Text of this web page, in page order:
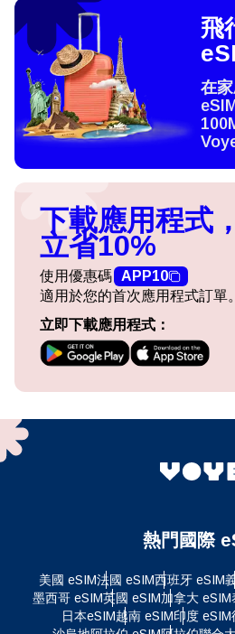
飛
在
下載應用程式，
立省10%
使用優惠碼 APP10
適用於您的首次應用程式訂單。
立即下載應用程式：
熱門國際
美國 eSIM法國 eSIM西班牙 eSIM
墨西哥 eSIM英國 eSIM加拿大 eSIM
日本eSIM越南 eSIM印度 eSIM